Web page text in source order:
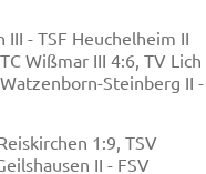
- TSF Heuchelheim II
Wißmar III 4:6, TV Lich
Steinberg II -
1:9, TSV
II - FSV